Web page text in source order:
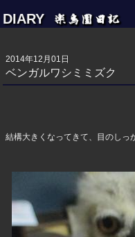
DIARY
2014年12月01日
ベンガルワシミミズク
結構大きくなってきて、目のしっ